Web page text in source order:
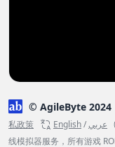
© AgileByte 2024
私政策
English/عربي
线模拟器服务，所有游戏